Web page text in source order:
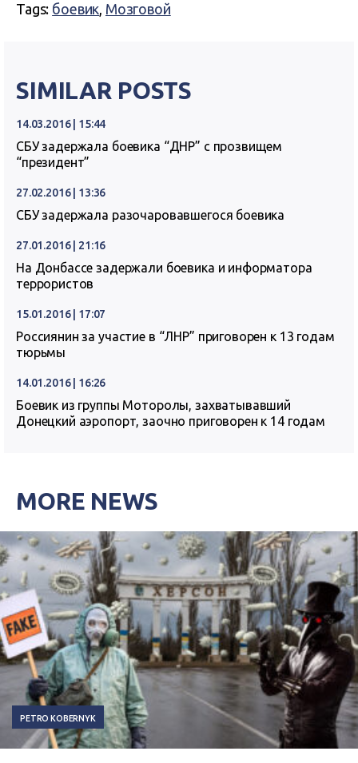
Tags: боевик, Мозговой
SIMILAR POSTS
14.03.2016 | 15:44
СБУ задержала боевика “ДНР” с прозвищем
“президент”
27.02.2016 | 13:36
СБУ задержала разочаровавшегося боевика
27.01.2016 | 21:16
На Донбассе задержали боевика и информатора
террористов
15.01.2016 | 17:07
Россиянин за участие в “ЛНР” приговорен к 13 годам
тюрьмы
14.01.2016 | 16:26
Боевик из группы Моторолы, захватывавший
Донецкий аэропорт, заочно приговорен к 14 годам
MORE NEWS
PETRO KOBERNYK